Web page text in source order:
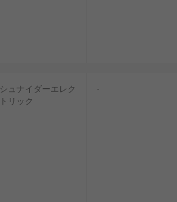
シュナイダーエレク
トリック
-